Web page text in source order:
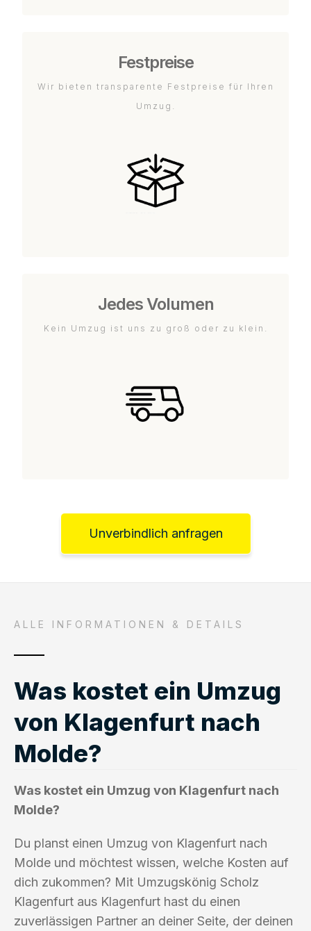
Festpreise
Wir bieten transparente Festpreise für Ihren
Umzug.
Jedes Volumen
Kein Umzug ist uns zu groß oder zu klein.
Unverbindlich anfragen
ALLE INFORMATIONEN & DETAILS
Was kostet ein Umzug
von Klagenfurt nach
Molde?
Was kostet ein Umzug von Klagenfurt nach
Molde?
Du planst einen Umzug von Klagenfurt nach
Molde und möchtest wissen, welche Kosten auf
dich zukommen? Mit Umzugskönig Scholz
Klagenfurt aus Klagenfurt hast du einen
zuverlässigen Partner an deiner Seite, der deinen